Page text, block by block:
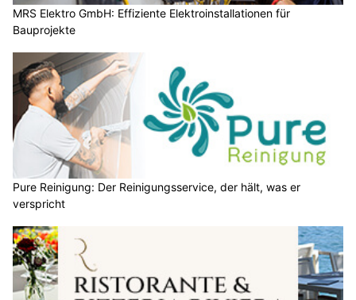
MRS Elektro GmbH: Effiziente Elektroinstallationen für
Bauprojekte
Pure Reinigung: Der Reinigungsservice, der hält, was er
verspricht